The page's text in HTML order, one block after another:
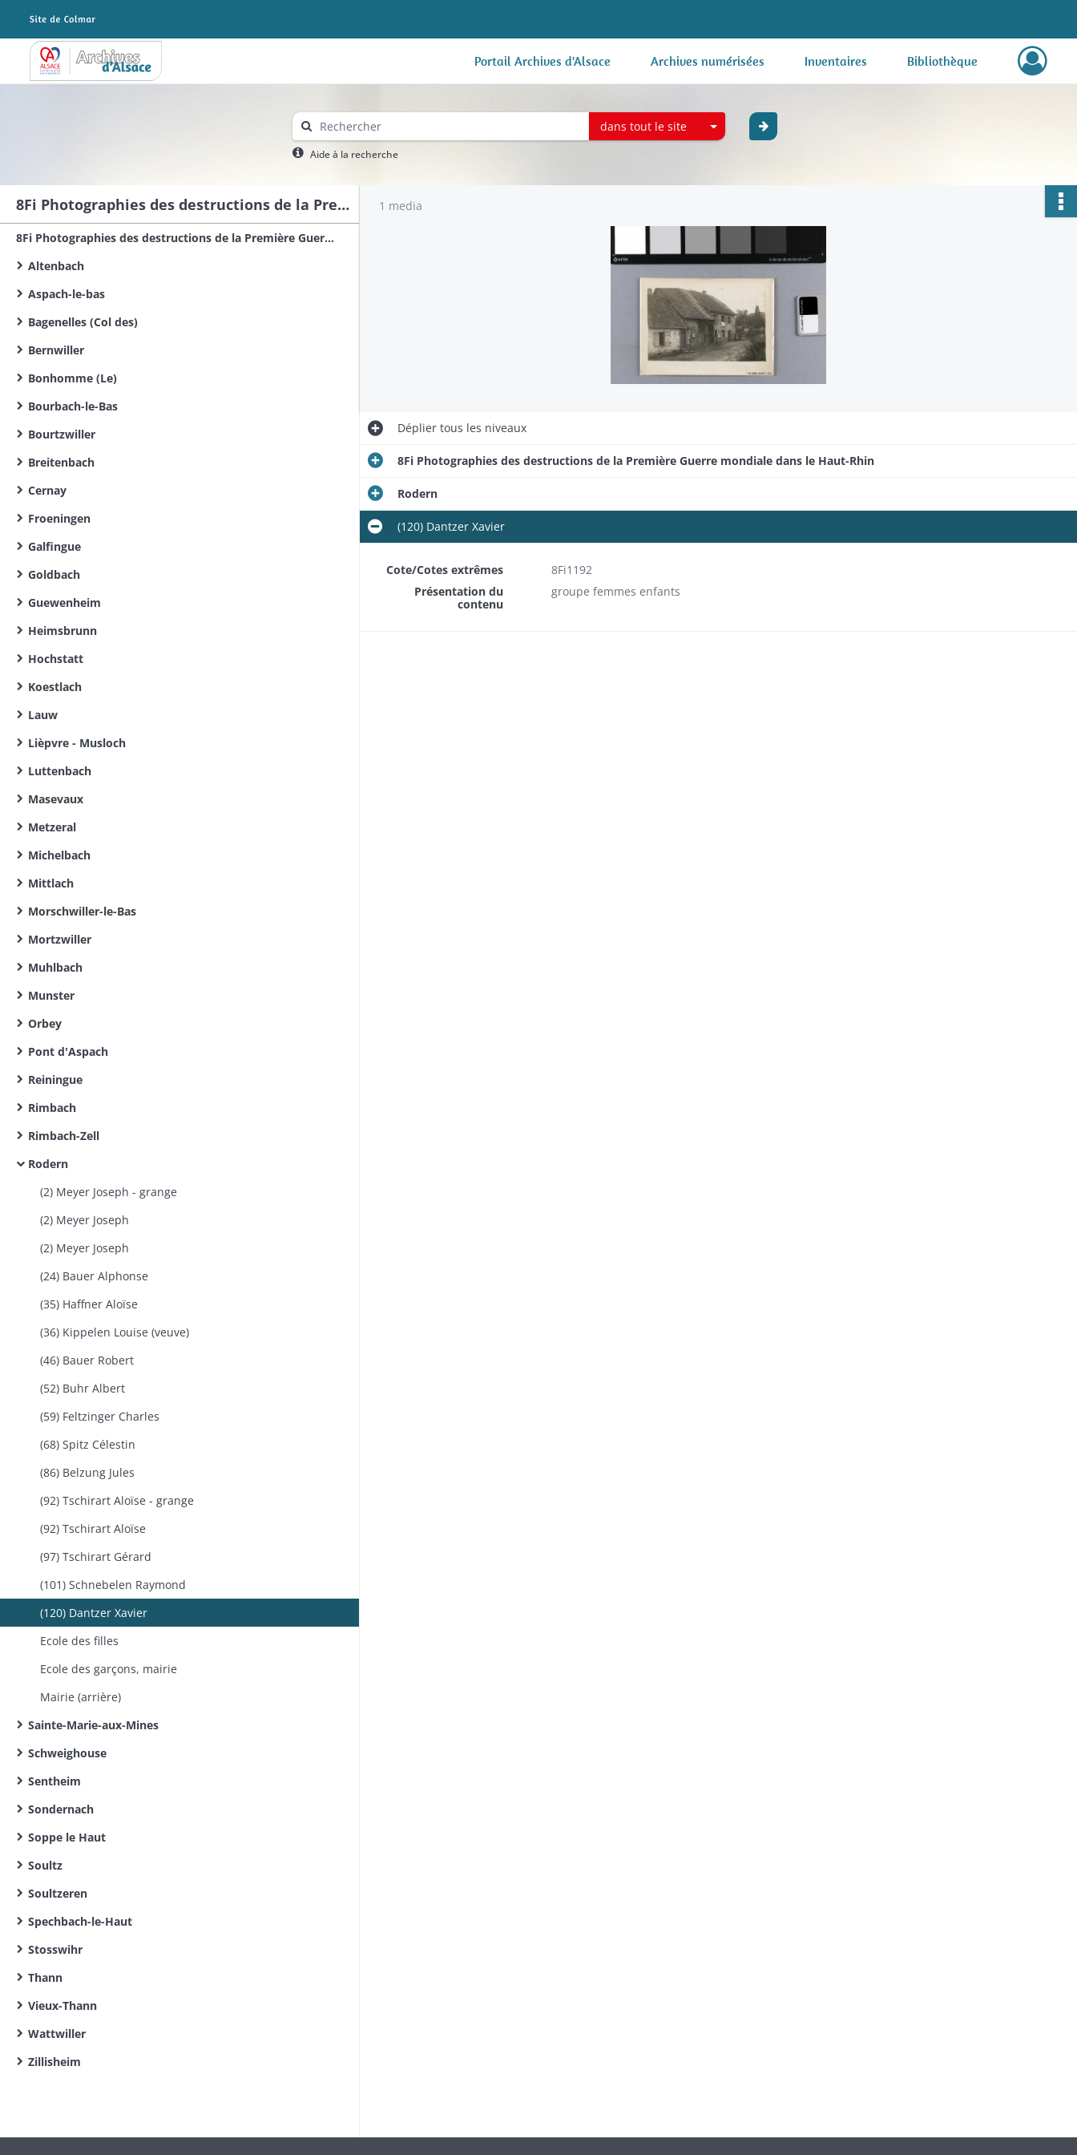
Archives Alsace - Colmar Portail Archives d'Alsace Archives numérisées Inventaires Bibliothèque
dans tout le site
Aide à la recherche
8Fi Photographies des destructions de la Première Guerre mondiale dans le sud du Haut-Rhin
8Fi Photographies des destructions de la Première Guerre mondiale dans le Haut-Rhin
Altenbach
Aspach-le-bas
Bagenelles (Col des)
Bernwiller
Bonhomme (Le)
Bourbach-le-Bas
Bourtzwiller
Breitenbach
Cernay
Froeningen
Galfingue
Goldbach
Guewenheim
Heimsbrunn
Hochstatt
Koestlach
Lauw
Lièpvre - Musloch
Luttenbach
Masevaux
Metzeral
Michelbach
Mittlach
Morschwiller-le-Bas
Mortzwiller
Muhlbach
Munster
Orbey
Pont d'Aspach
Reiningue
Rimbach
Rimbach-Zell
Rodern
(2) Meyer Joseph - grange
(2) Meyer Joseph
(2) Meyer Joseph
(24) Bauer Alphonse
(35) Haffner Aloïse
(36) Kippelen Louise (veuve)
(46) Bauer Robert
(52) Buhr Albert
(59) Feltzinger Charles
(68) Spitz Célestin
(86) Belzung Jules
(92) Tschirart Aloïse - grange
(92) Tschirart Aloïse
(97) Tschirart Gérard
(101) Schnebelen Raymond
(120) Dantzer Xavier
Ecole des filles
Ecole des garçons, mairie
Mairie (arrière)
Sainte-Marie-aux-Mines
Schweighouse
Sentheim
Sondernach
Soppe le Haut
Soultz
Soultzeren
Spechbach-le-Haut
Stosswihr
Thann
Vieux-Thann
Wattwiller
Zillisheim
1 media
Dépliertous les niveaux
8Fi Photographies des destructions de la Première Guerre mondiale dans le Haut-Rhin
Rodern
(120) Dantzer Xavier
Cote/Cotes extrêmes
8Fi1192
Présentation du
contenu
groupe femmes enfants